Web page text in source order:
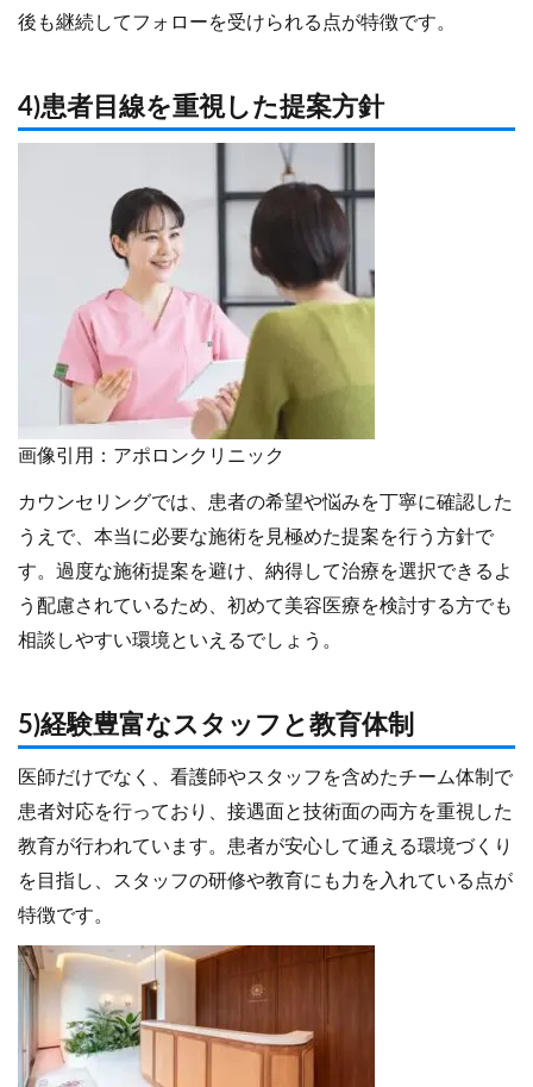
後も継続してフォローを受けられる点が特徴です。
4)患者目線を重視した提案方針
画像引用：アポロンクリニック
カウンセリングでは、患者の希望や悩みを丁寧に確認した
うえで、本当に必要な施術を見極めた提案を行う方針で
す。過度な施術提案を避け、納得して治療を選択できるよ
う配慮されているため、初めて美容医療を検討する方でも
相談しやすい環境といえるでしょう。
5)経験豊富なスタッフと教育体制
医師だけでなく、看護師やスタッフを含めたチーム体制で
患者対応を行っており、接遇面と技術面の両方を重視した
教育が行われています。患者が安心して通える環境づくり
を目指し、スタッフの研修や教育にも力を入れている点が
特徴です。